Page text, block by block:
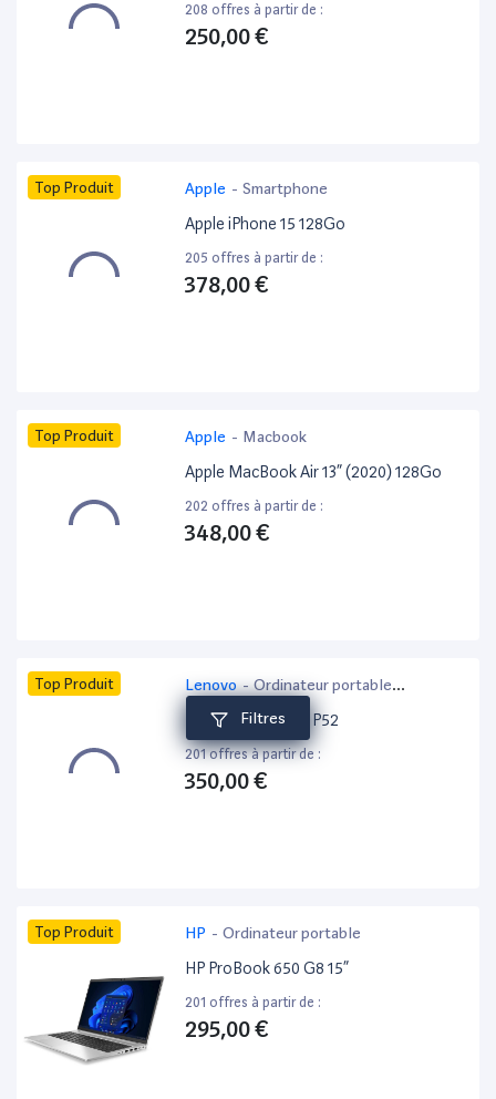
Filtres
208 offres à partir de :
250,00 €
Top Produit Apple - Smartphone
Apple iPhone 15 128Go
205 offres à partir de :
378,00 €
Top Produit Apple - Macbook
Apple MacBook Air 13” (2020) 128Go
202 offres à partir de :
348,00 €
Top Produit Lenovo- Ordinateur portable
bureautique
Lenovo ThinkPad P52
201 offres à partir de :
350,00 €
Top Produit HP - Ordinateur portable
HP ProBook 650 G8 15”
201 offres à partir de :
295,00 €